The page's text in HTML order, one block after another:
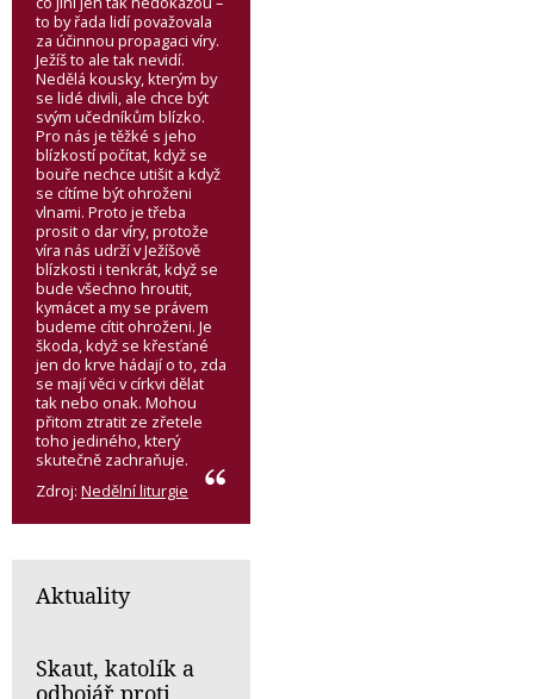
to by řada lidí považovala
za účinnou propagaci víry.
Ježíš to ale tak nevidí.
Nedělá kousky, kterým by
se lidé divili, ale chce být
svým učedníkům blízko.
Pro nás je těžké s jeho
blízkostí počítat, když se
bouře nechce utišit a když
se cítíme být ohroženi
vlnami. Proto je třeba
prosit o dar víry, protože
víra nás udrží v Ježíšově
blízkosti i tenkrát, když se
bude všechno hroutit,
kymácet a my se právem
budeme cítit ohroženi. Je
škoda, když se křesťané
jen do krve hádají o to, zda
se mají věci v církvi dělat
tak nebo onak. Mohou
přitom ztratit ze zřetele
toho jediného, který
skutečně zachraňuje.
Zdroj: Nedělní liturgie
Aktuality
Skaut, katolík a